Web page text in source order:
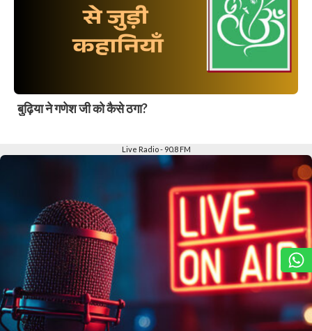
बुढ़िया ने गणेश जी को कैसे ठगा?
Live Radio - 90.8 FM